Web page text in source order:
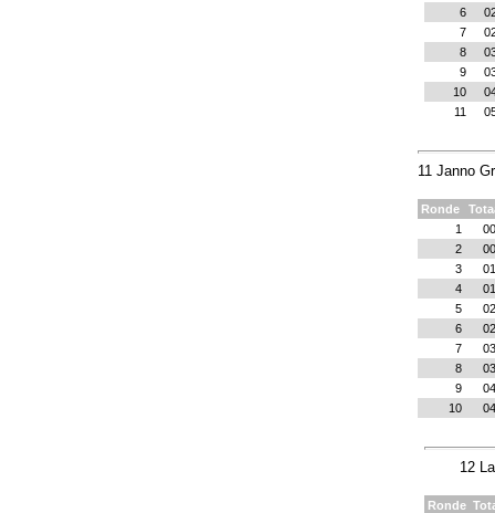
6
7
8
9
10
11
11 Janno
Ronde
1
2
3
4
5
6
7
8
9
10
12
Ronde